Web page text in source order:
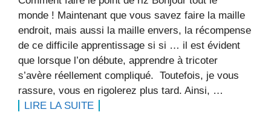
monde ! Maintenant que vous savez faire la maille
endroit, mais aussi la maille envers, la récompense
de ce difficile apprentissage si si … il est évident
que lorsque l’on débute, apprendre à tricoter
s’avère réellement compliqué. Toutefois, je vous
rassure, vous en rigolerez plus tard. Ainsi, …
LIRE LA SUITE